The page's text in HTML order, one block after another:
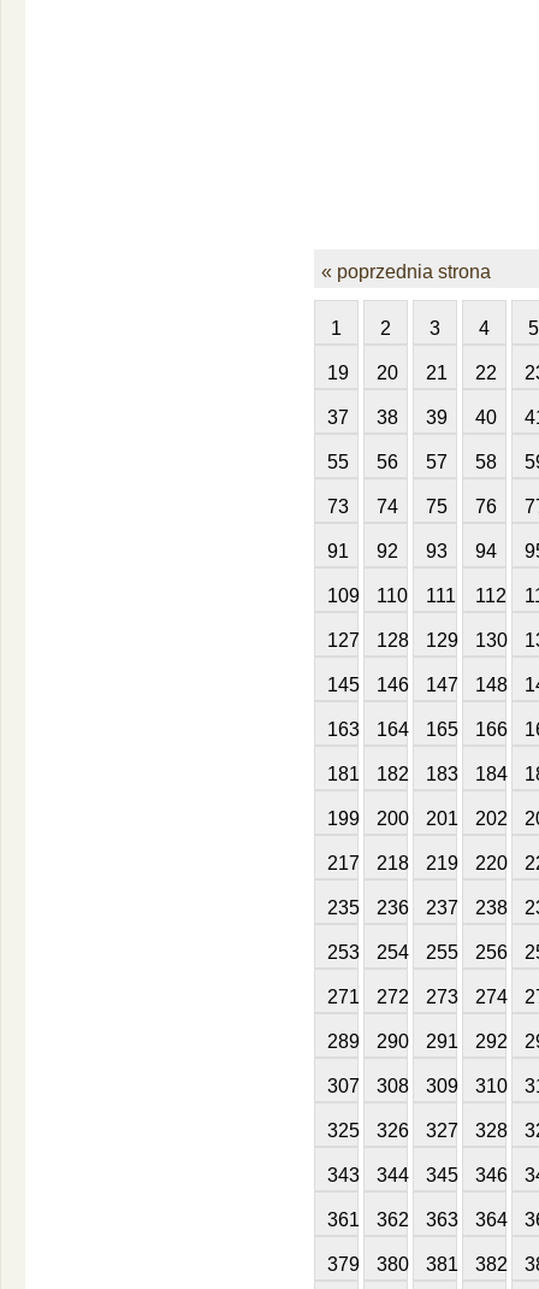
« poprzednia strona
1 2 3 4 5
19 20 21 22
37 38 39 40
55 56 57 58
73 74 75 76
91 92 93 94
109 110 111 112
127 128 129 130
145 146 147 148
163 164 165 166
181 182 183 184
199 200 201 202
217 218 219 220
235 236 237 238
253 254 255 256
271 272 273 274
289 290 291 292
307 308 309 310
325 326 327 328
343 344 345 346
361 362 363 364
379 380 381 382